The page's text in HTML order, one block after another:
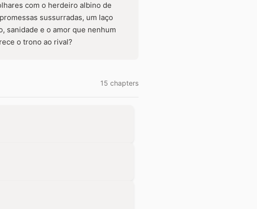
com o herdeiro albino de
sussurradas, um laço
sanidade e o amor que nenhum
o trono ao rival?
15 chapters